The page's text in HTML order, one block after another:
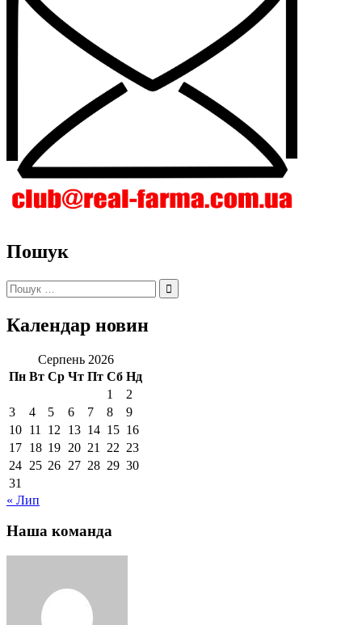
Пошук
Пошук:
Календар новин
Серпень 2026
Пн Вт Ср Чт Пт Сб Нд
1
2
3
4 5 6 7 8
9
10 11 12 13 14 15 16
17 18 19 20 21 22 23
24 25 26 27 28 29 30
31
« Лип
Наша команда